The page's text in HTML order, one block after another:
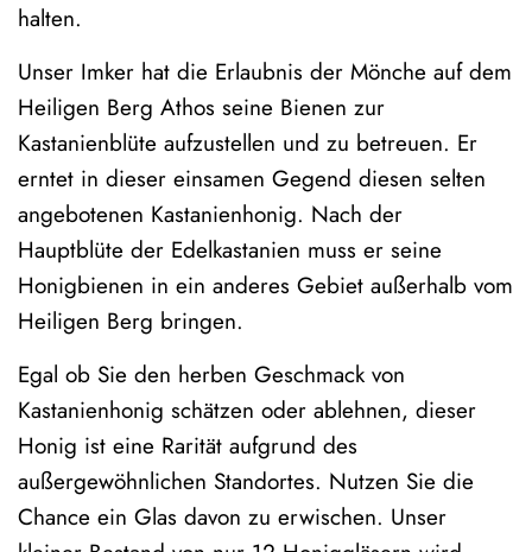
halten.
Unser Imker hat die Erlaubnis der Mönche auf dem
Heiligen Berg Athos seine Bienen zur
Kastanienblüte aufzustellen und zu betreuen. Er
erntet in dieser einsamen Gegend diesen selten
angebotenen Kastanienhonig. Nach der
Hauptblüte der Edelkastanien muss er seine
Honigbienen in ein anderes Gebiet außerhalb vom
Heiligen Berg bringen.
Egal ob Sie den herben Geschmack von
Kastanienhonig schätzen oder ablehnen, dieser
Honig ist eine Rarität aufgrund des
außergewöhnlichen Standortes. Nutzen Sie die
Chance ein Glas davon zu erwischen. Unser